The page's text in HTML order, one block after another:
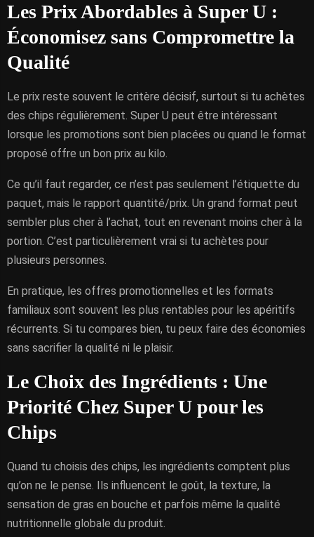
Les Prix Abordables à Super U :
Économisez sans Compromettre la
Qualité
Le prix reste souvent le critère décisif, surtout si tu achètes
des chips régulièrement. Super U peut être intéressant
lorsque les promotions sont bien placées ou quand le format
proposé offre un bon prix au kilo.
Ce qu’il faut regarder, ce n’est pas seulement l’étiquette du
paquet, mais le rapport quantité/prix. Un grand format peut
sembler plus cher à l’achat, tout en revenant moins cher à la
portion. C’est particulièrement vrai si tu achètes pour
plusieurs personnes.
En pratique, les offres promotionnelles et les formats
familiaux sont souvent les plus rentables pour les apéritifs
récurrents. Si tu compares bien, tu peux faire des économies
sans sacrifier la qualité ni le plaisir.
Le Choix des Ingrédients : Une
Priorité Chez Super U pour les
Chips
Quand tu choisis des chips, les ingrédients comptent plus
qu’on ne le pense. Ils influencent le goût, la texture, la
sensation de gras en bouche et parfois même la qualité
nutritionnelle globale du produit.